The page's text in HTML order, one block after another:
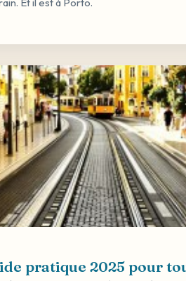
pratique 2025 pour